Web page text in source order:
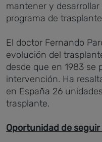
mantener y
programa de
El doctor Fernando
evolución del
desde que en 1983 se
intervención. Ha
en España 26
trasplante.
Oportunidad de